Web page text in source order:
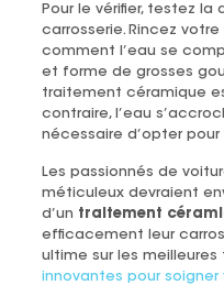
Pour le vérifier, testez
carrosserie. Rincez
comment l’eau se
et forme de grosses
traitement céramique
contraire, l’eau
nécessaire d’opter
Les passionnés de
méticuleux devraient
d’un traitement
efficacement leur
ultime sur les
innovantes pour